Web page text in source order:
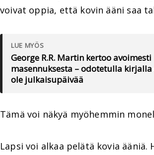
voivat oppia, että kovin ääni saa
LUE MYÖS
George R.R. Martin kertoo avoimesti
masennuksesta – odotetulla kirjalla
ole julkaisupäivää
Tämä voi näkyä myöhemmin
Lapsi voi alkaa pelätä kovia ääniä.